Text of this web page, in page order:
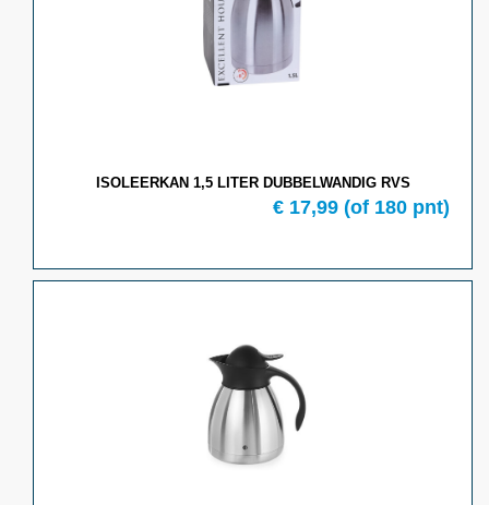
ISOLEERKAN 1,5 LITER DUBBELWANDIG RVS
€ 17,99 (of 180 pnt)